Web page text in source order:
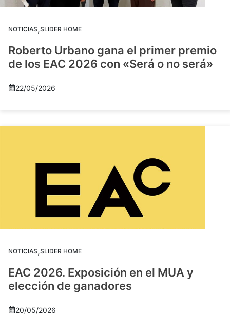
NOTICIAS,SLIDER HOME
Roberto Urbano gana el primer premio
de los EAC 2026 con «Será o no será»
22/05/2026
NOTICIAS,SLIDER HOME
EAC 2026. Exposición en el MUA y
elección de ganadores
20/05/2026